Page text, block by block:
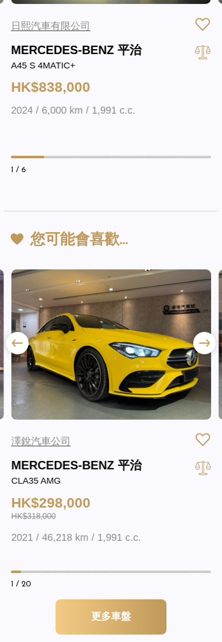
日熙汽車有限公司
MERCEDES-BENZ 平治
A45 S 4MATIC+
HK$838,000
2024 / 6,000 km / 1,991 c.c.
1 / 6
您可能會喜歡…
澤銳汽車公司
MERCEDES-BENZ 平治
CLA35 AMG
HK$298,000
HK$318,000
2021 / 46,218 km / 1,991 c.c.
1 / 20
更多車盤